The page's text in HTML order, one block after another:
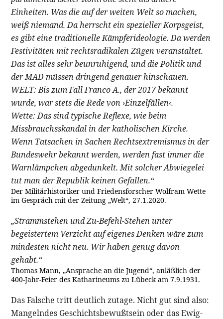
Einheiten. Was die auf der weiten Welt so machen,
weiß niemand. Da herrscht ein spezieller Korpsgeist,
es gibt eine traditionelle Kämpferideologie. Da werden
Festivitäten mit rechtsradikalen Zügen veranstaltet.
Das ist alles sehr beunruhigend, und die Politik und
der MAD müssen dringend genauer hinschauen.
WELT: Bis zum Fall Franco A., der 2017 bekannt
wurde, war stets die Rede von ›Einzelfällen‹.
Wette: Das sind typische Reflexe, wie beim
Missbrauchsskandal in der katholischen Kirche.
Wenn Tatsachen in Sachen Rechtsextremismus in der
Bundeswehr bekannt werden, werden fast immer die
Warnlämpchen abgedunkelt. Mit solcher Abwiegelei
tut man der Republik keinen Gefallen.“
Der Militärhistoriker und Friedensforscher Wolfram Wette
im Gespräch mit der Zeitung „Welt“, 27.1.2020.
„Strammstehen und Zu-Befehl-Stehen unter
begeistertem Verzicht auf eigenes Denken wäre zum
mindesten nicht neu. Wir haben genug davon
gehabt.“
Thomas Mann, „Ansprache an die Jugend“, anläßlich der
400-Jahr-Feier des Katharineums zu Lübeck am 7.9.1931.
Das Falsche tritt deutlich zutage. Nicht gut sind also:
Mangelndes Geschichtsbewußtsein oder das Ewig-